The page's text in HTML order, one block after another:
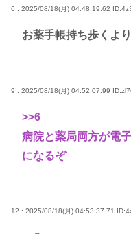
6 : 2025/08/18(月) 04:48:19.62
お薬手帳持ち歩くよ
9 : 2025/08/18(月) 04:52:07.99
>>6
病院と薬局両方が電
になるぞ
12 : 2025/08/18(月) 04:53:37.71